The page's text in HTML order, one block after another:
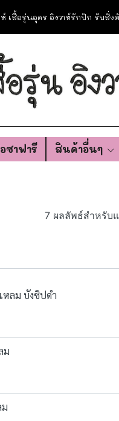
ห์ เสื้อรุ่นอุดร อิงวาห์รักปัก รับสั่
ซาฟารี สินค้าอื่นๆ
7 ผลลัพธ์สำหรับ
หลม บังซิปดำ
ม